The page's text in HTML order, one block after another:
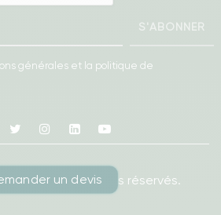
S'ABONNER
générales et la politique de
Facebook
Twitter InstagramLinkedin
Tous droits réservés.
un devis